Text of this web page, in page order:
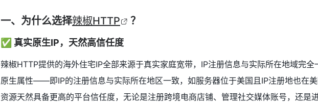
一、为什么选择辣椒HTTP ？
✅ 真实原生IP，天然高信任度
辣椒HTTP提供的海外住宅IP全部来源于真实家庭宽带，IP注册信息与实际所在地域完全
原生属性——即IP的注册信息与实际所在地区一致，如服务器位于美国且IP注册地也在
资源天然具备更高的平台信任度，无论是注册跨境电商店铺、管理社交媒体账号，还是